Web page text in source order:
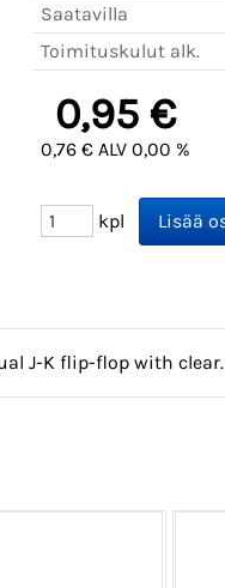
Saatavilla
Toimituskulut alk.
0,95 €
0,76 € ALV 0,00 %
kpl
J-K flip-flop with clear.